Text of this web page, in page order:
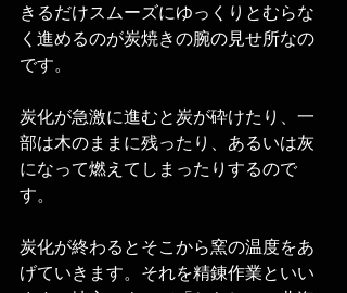
きるだけスムーズにゆっくりとむらな
く進めるのが炭焼きの腕の見せ所なの
です。
炭化が急激に進むと炭が砕けたり、一
部は木のままに残ったり、あるいは灰
になって燃えてしまったりするので
す。
炭化が終わるとそこから窯の温度をあ
げていきます。それを精錬作業といい